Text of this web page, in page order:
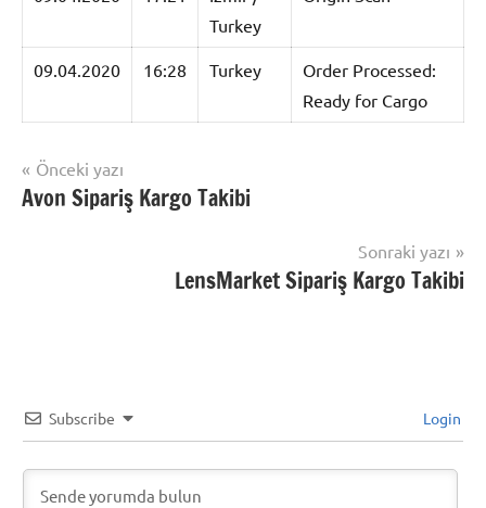
Turkey
09.04.2020 16:28 Turkey
Order Processed:
Ready for Cargo
Şununla
etiketlenmiş:
Kargo
Yazı
gezinmesi
Önceki yazı
Avon Sipariş Kargo Takibi
Sonraki yazı
LensMarket Sipariş Kargo Takibi
Subscribe Login